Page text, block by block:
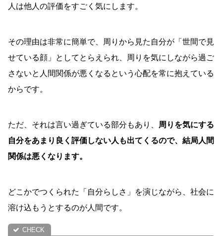
人は他人の評価をすごく気にします。
その理由は非常に簡単で、周りから見た自分が「世間で見
せている顔」としてとらえられ、周りを気にしながら過ご
さないと人間関係が悪くなるという心配を常に抱えている
からです。
ただ、それは言い過ぎている部分もあり、
周りを気にする
自分をあまり良く評価しない人も出てくるので、結局人間
関係は悪くなります。
どこかでつくられた「自分らしさ」を演じながら、社会に
溶け込もうとするのが人間です。